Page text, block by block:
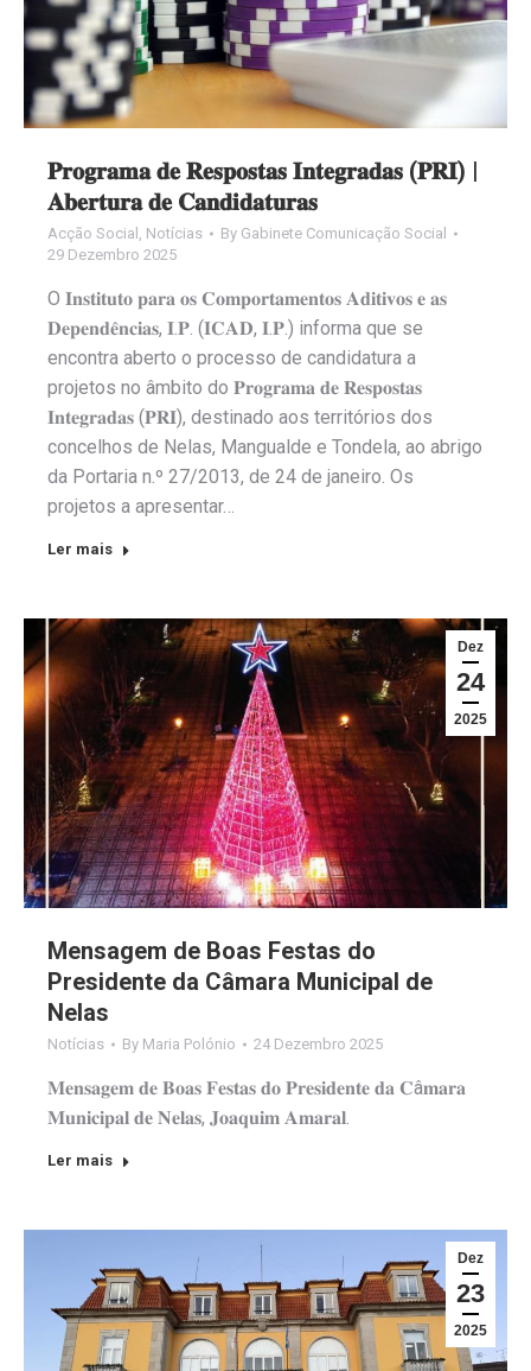
𝐏𝐫𝐨𝐠𝐫𝐚𝐦𝐚 𝐝𝐞 𝐑𝐞𝐬𝐩𝐨𝐬𝐭𝐚𝐬 𝐈𝐧𝐭𝐞𝐠𝐫𝐚𝐝𝐚𝐬 (𝐏𝐑𝐈) |
𝐀𝐛𝐞𝐫𝐭𝐮𝐫𝐚 𝐝𝐞 𝐂𝐚𝐧𝐝𝐢𝐝𝐚𝐭𝐮𝐫𝐚𝐬
Acção Social , Notícias By Gabinete Comunicação Social
29 Dezembro 2025
O 𝐈𝐧𝐬𝐭𝐢𝐭𝐮𝐭𝐨 𝐩𝐚𝐫𝐚 𝐨𝐬 𝐂𝐨𝐦𝐩𝐨𝐫𝐭𝐚𝐦𝐞𝐧𝐭𝐨𝐬 𝐀𝐝𝐢𝐭𝐢𝐯𝐨𝐬 𝐞 𝐚𝐬
𝐃𝐞𝐩𝐞𝐧𝐝𝐞̂𝐧𝐜𝐢𝐚𝐬, 𝐈.𝐏. (𝐈𝐂𝐀𝐃, 𝐈.𝐏.) informa que se
encontra aberto o processo de candidatura a
projetos no âmbito do 𝐏𝐫𝐨𝐠𝐫𝐚𝐦𝐚 𝐝𝐞 𝐑𝐞𝐬𝐩𝐨𝐬𝐭𝐚𝐬
𝐈𝐧𝐭𝐞𝐠𝐫𝐚𝐝𝐚𝐬 (𝐏𝐑𝐈), destinado aos territórios dos
concelhos de Nelas, Mangualde e Tondela, ao abrigo
da Portaria n.º 27/2013, de 24 de janeiro. Os
projetos a apresentar…
Ler mais
Dez
24
2025
Mensagem de Boas Festas do
Presidente da Câmara Municipal de
Nelas
Notícias By Maria Polónio 24 Dezembro 2025
𝐌𝐞𝐧𝐬𝐚𝐠𝐞𝐦 𝐝𝐞 𝐁𝐨𝐚𝐬 𝐅𝐞𝐬𝐭𝐚𝐬 𝐝𝐨 𝐏𝐫𝐞𝐬𝐢𝐝𝐞𝐧𝐭𝐞 𝐝𝐚 𝐂â𝐦𝐚𝐫𝐚
𝐌𝐮𝐧𝐢𝐜𝐢𝐩𝐚𝐥 𝐝𝐞 𝐍𝐞𝐥𝐚𝐬, 𝐉𝐨𝐚𝐪𝐮𝐢𝐦 𝐀𝐦𝐚𝐫𝐚𝐥.
Ler mais
Dez
23
2025